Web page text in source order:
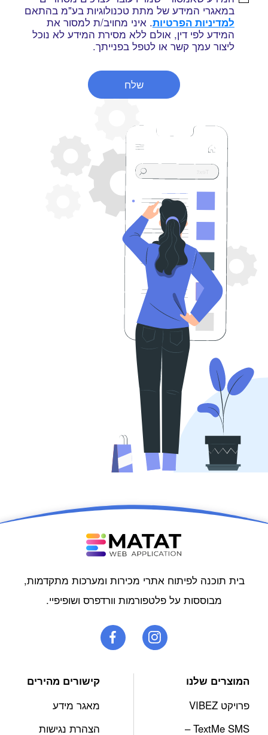
במאגרי המידע של מתת טכנולוגיות בע"מ בהתאם
למדיניות הפרטיות. איני מחויב/ת למסור את
המידע לפי דין, אולם ללא מסירת המידע לא נוכל
ליצור עמך קשר או לטפל בפנייתך.
בית תוכנה לפיתוח אתרי מכירות ומערכות מתקדמות,
מבוססות על פלטפורמות וורדפרס ושופיפיי.
המוצרים שלנו
פרויקט VIBEZ
TextMe SMS –
קישורים מהירים
מאגר מידע
הצהרת נגישות